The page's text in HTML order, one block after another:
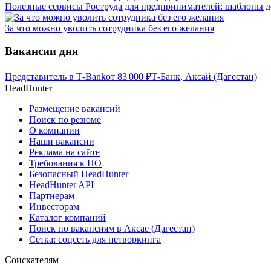
Полезные сервисы Роструда для предпринимателей: шаблоны
За что можно уволить сотрудника без его желания
Вакансии дня
Представитель в Т-Bankот 83 000 ₽Т-Банк, Аксай (Дагестан)
HeadHunter
Размещение вакансий
Поиск по резюме
О компании
Наши вакансии
Реклама на сайте
Требования к ПО
Безопасный HeadHunter
HeadHunter API
Партнерам
Инвесторам
Каталог компаний
Поиск по вакансиям в Аксае (Дагестан)
Сетка: соцсеть для нетворкинга
Соискателям